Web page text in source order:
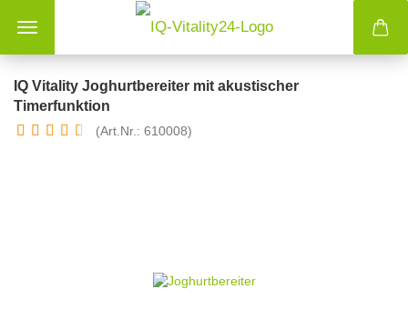
IQ Vitality Joghurtbereiter mit akustischer
Timerfunktion
(Art.Nr.: 610008)